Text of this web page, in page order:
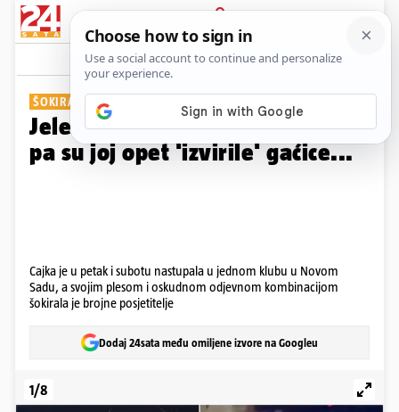
PRIJAVA
Galerija Komentari
ŠOKIRALA POSJETITELJE
Jelena Karleuša mrdala guzom
pa su joj opet 'izvirile' gaćice...
Cajka je u petak i subotu nastupala u jednom klubu u Novom
Sadu, a svojim plesom i oskudnom odjevnom kombinacijom
šokirala je brojne posjetitelje
Dodaj 24sata među omiljene izvore na Googleu
1/8